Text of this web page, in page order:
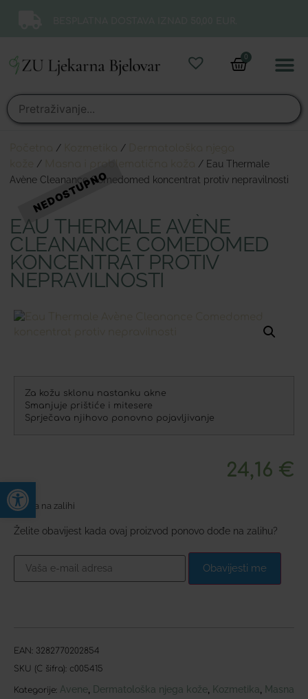
Open toolbar
0
/ /
/
/ Eau Thermale
Avène Cleanance Comedomed koncentrat protiv nepravilnosti
EAU THERMALE AVÈNE
CLEANANCE COMEDOMED
KONCENTRAT PROTIV
NEPRAVILNOSTI
Za kožu sklonu nastanku akne
Smanjuje prištiće i mitesere
Sprječava njihovo ponovno pojavljivanje
24,16 €
Nema na zalihi
Želite obavijest kada ovaj proizvod ponovo dođe na zalihu?
Obavijesti me
EAN: 3282770202854
SKU (C šifra): c005415
Kategorije: Avene, Dermatološka njega kože, Kozmetika, Masna